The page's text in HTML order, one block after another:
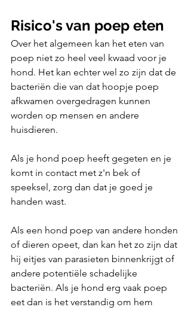
Risico's van poep eten
Over het algemeen kan het eten van
poep niet zo heel veel kwaad voor je
hond. Het kan echter wel zo zijn dat de
bacteriën die van dat hoopje poep
afkwamen overgedragen kunnen
worden op mensen en andere
huisdieren.
Als je hond poep heeft gegeten en je
komt in contact met z'n bek of
speeksel, zorg dan dat je goed je
handen wast.
Als een hond poep van andere honden
of dieren opeet, dan kan het zo zijn dat
hij eitjes van parasieten binnenkrijgt of
andere potentiële schadelijke
bacteriën. Als je hond erg vaak poep
eet dan is het verstandig om hem